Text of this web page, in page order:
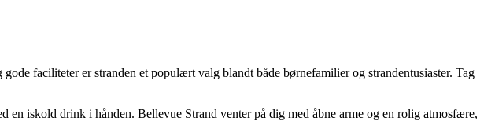
faciliteter er stranden et populært valg blandt både børnefamilier og strandentusiaster. Tag
iskold drink i hånden. Bellevue Strand venter på dig med åbne arme og en rolig atmosfære,